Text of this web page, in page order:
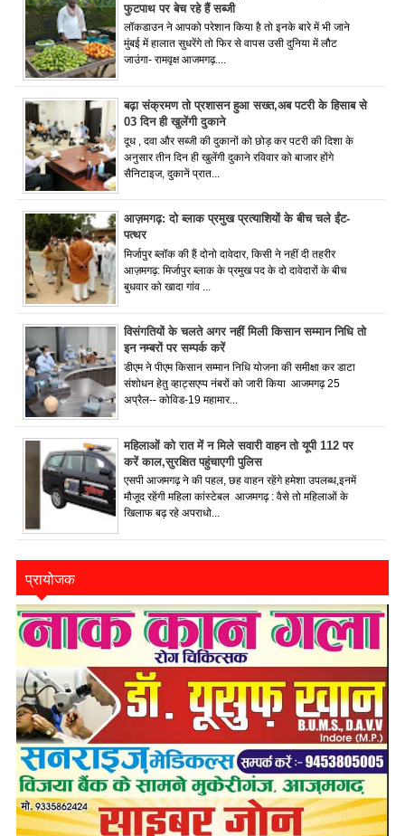
फुटपाथ पर बेच रहे हैं सब्जी
लॉकडाउन ने आपको परेशान किया है तो इनके बारे में भी जाने
मुंबई में हालात सुधरेंगे तो फिर से वापस उसी दुनिया में लौट
जाउंगा- रामवृक्ष आजमगढ़....
बढ़ा संक्रमण तो प्रशासन हुआ सख्त,अब पटरी के हिसाब से
03 दिन ही खुलेंगी दुकाने
दूध , दवा और सब्जी की दुकानों को छोड़ कर पटरी की दिशा के
अनुसार तीन दिन ही खुलेंगी दुकाने रविवार को बाजार होंगे
सैनिटाइज, दुकानें प्रात...
आज़मगढ़: दो ब्लाक प्रमुख प्रत्याशियों के बीच चले ईंट-
पत्थर
मिर्जापुर ब्लॉक की हैं दोनो दावेदार, किसी ने नहीं दी तहरीर
आज़मगढ़: मिर्जापुर ब्लाक के प्रमुख पद के दो दावेदारों के बीच
बुधवार को खादा गांव ...
विसंगतियों के चलते अगर नहीं मिली किसान सम्मान निधि तो
इन नम्बरों पर सम्पर्क करें
डीएम ने पीएम किसान सम्मान निधि योजना की समीक्षा कर डाटा
संशोधन हेतु व्हाट्सएप्प नंबरों को जारी किया आजमगढ़ 25
अप्रैल-- कोविड-19 महामार...
महिलाओं को रात में न मिले सवारी वाहन तो यूपी 112 पर
करें काल,सुरक्षित पहुंचाएगी पुलिस
एसपी आजमगढ़ ने की पहल, छह वाहन रहेंगे हमेशा उपलब्ध,इनमें
मौजूद रहेंगी महिला कांस्टेबल आजमगढ़ : वैसे तो महिलाओं के
खिलाफ बढ़ रहे अपराधो...
प्रायोजक